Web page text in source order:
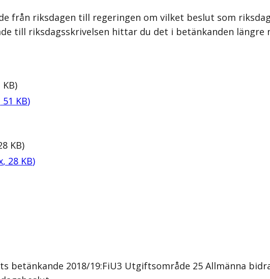
från riksdagen till regeringen om vilket beslut som
till riksdagsskrivelsen hittar du det i betänkanden längre
KB)
51 KB)
KB)
, 28 KB)
betänkande 2018/19:FiU3 Utgiftsområde 25 Allmänna